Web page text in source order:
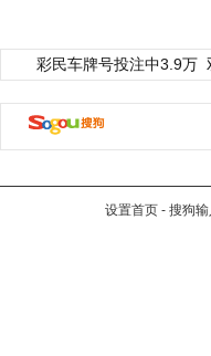
彩民车牌号投注中3.9万
设置首页 - 搜狗